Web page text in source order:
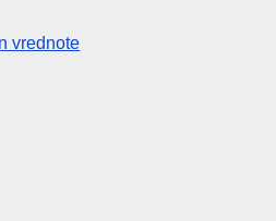
vrednote